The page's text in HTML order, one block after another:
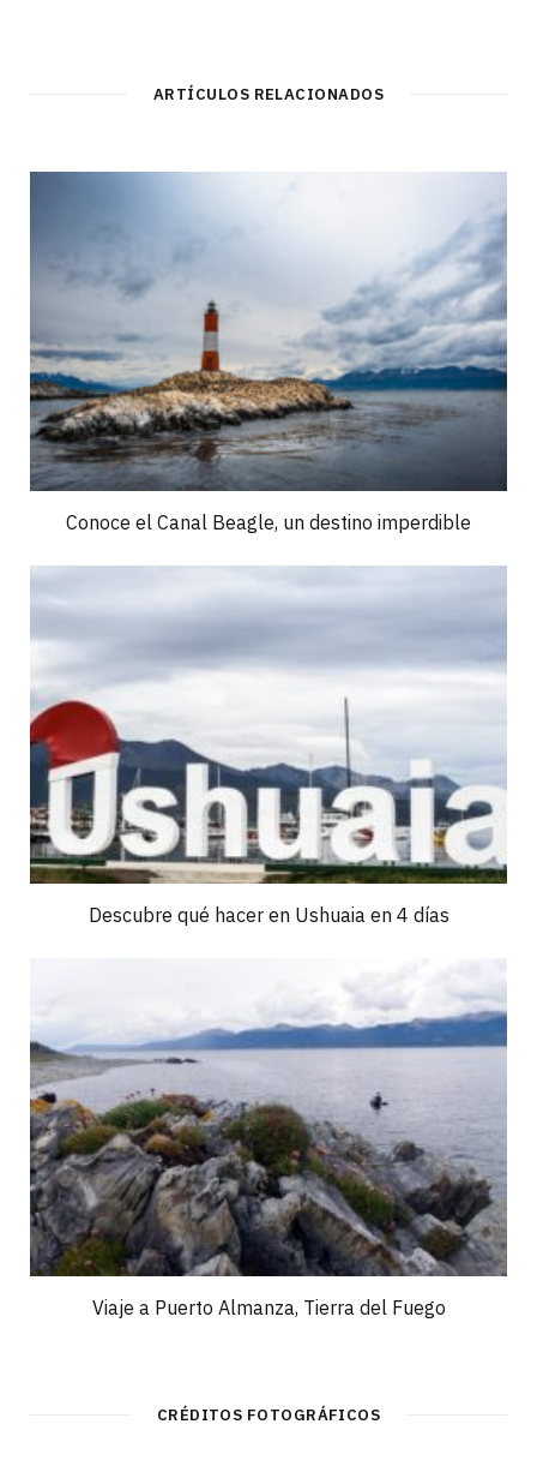
ARTÍCULOS RELACIONADOS
Conoce el Canal Beagle, un destino imperdible
Descubre qué hacer en Ushuaia en 4 días
Viaje a Puerto Almanza, Tierra del Fuego
CRÉDITOS FOTOGRÁFICOS